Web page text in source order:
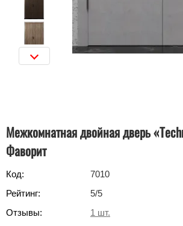
Межкомнатная двойная дверь
Фаворит
Код:
7010
Рейтинг:
5/5
Отзывы:
1 шт.